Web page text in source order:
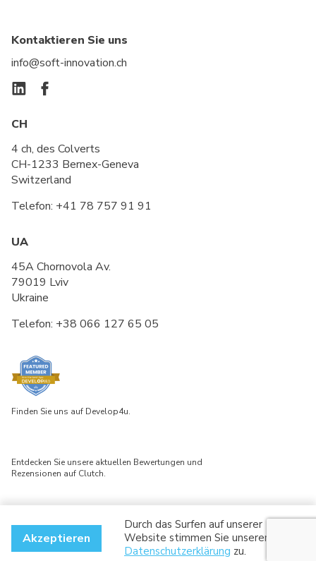
Kontaktieren Sie uns
info@soft-innovation.ch
CH
4 ch, des Colverts
CH-1233 Bernex-Geneva
Switzerland
Telefon: +41 78 757 91 91
UA
45A Chornovola Av.
79019 Lviv
Ukraine
Telefon: +38 066 127 65 05
Finden Sie uns auf Develop4u.
Entdecken Sie unsere aktuellen Bewertungen und
Rezensionen auf Clutch.
© 2026 Software Service & Innovation. Alle Rechte vorbehalten.
Datenschutzerklärung
Durch das Surfen auf unserer
Website stimmen Sie unserer
Datenschutzerklärung zu.
Akzeptieren